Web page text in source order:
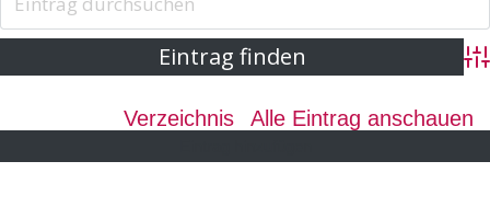
Verzeichnis Alle Eintrag anschauen